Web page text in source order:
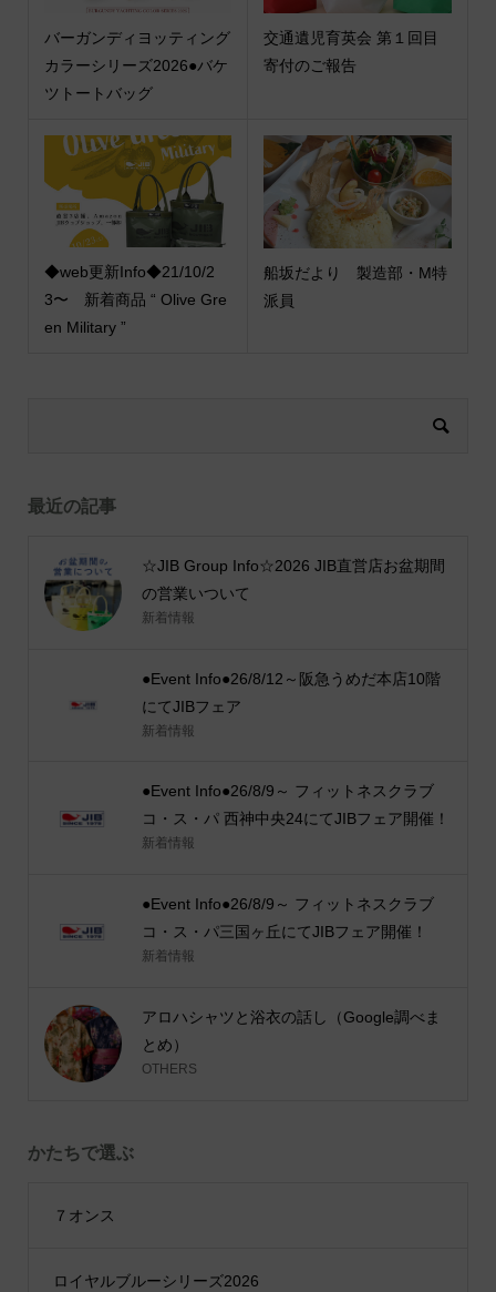
バーガンディヨッティング
カラーシリーズ2026●バケ
ツトートバッグ
交通遺児育英会 第１回目
寄付のご報告
◆web更新Info◆21/10/2
3〜 新着商品 “ Olive Gre
en Military ”
船坂だより 製造部・M特
派員
最近の記事
☆JIB Group Info☆2026 JIB直営店お盆期間
の営業いついて
新着情報
●Event Info●26/8/12～阪急うめだ本店10階
にてJIBフェア
新着情報
●Event Info●26/8/9～ フィットネスクラブ
コ・ス・パ 西神中央24にてJIBフェア開催！
新着情報
●Event Info●26/8/9～ フィットネスクラブ
コ・ス・パ三国ヶ丘にてJIBフェア開催！
新着情報
アロハシャツと浴衣の話し（Google調べま
とめ）
OTHERS
かたちで選ぶ
７オンス
ロイヤルブルーシリーズ2026